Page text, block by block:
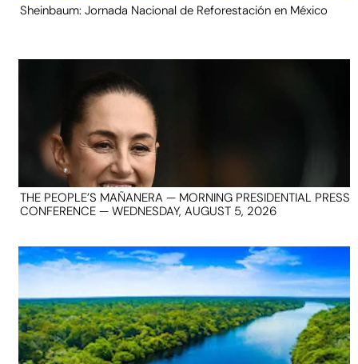
Sheinbaum: Jornada Nacional de Reforestación en México
THE PEOPLE’S MAÑANERA — MORNING PRESIDENTIAL PRESS
CONFERENCE — WEDNESDAY, AUGUST 5, 2026